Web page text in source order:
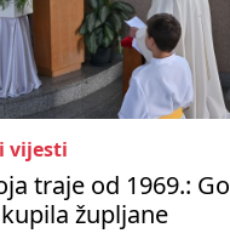
vijesti
traje od 1969.:
župljane